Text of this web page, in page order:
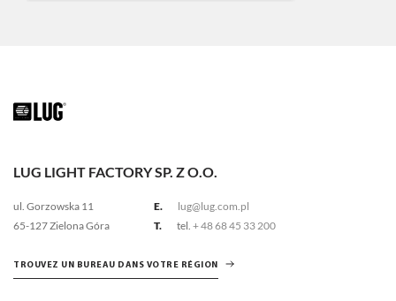
LUG LIGHT FACTORY SP. Z O.O.
ul. Gorzowska 11
65-127 Zielona Góra
E.
lug@lug.com.pl
T.
tel. + 48 68 45 33 200
TROUVEZ UN BUREAU DANS VOTRE RÉGION